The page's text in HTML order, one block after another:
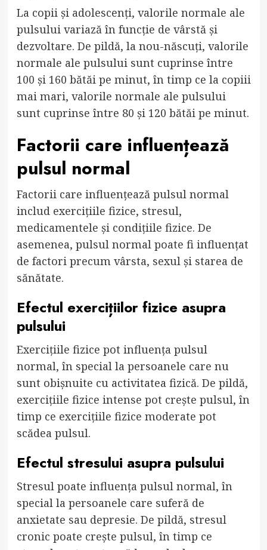
La copii și adolescenți, valorile normale ale
pulsului variază în funcție de vârstă și
dezvoltare. De pildă, la nou-născuți, valorile
normale ale pulsului sunt cuprinse între
100 și 160 bătăi pe minut, în timp ce la copiii
mai mari, valorile normale ale pulsului
sunt cuprinse între 80 și 120 bătăi pe minut.
Factorii care influențează
pulsul normal
Factorii care influențează pulsul normal
includ exercițiile fizice, stresul,
medicamentele și condițiile fizice. De
asemenea, pulsul normal poate fi influențat
de factori precum vârsta, sexul și starea de
sănătate.
Efectul exercițiilor fizice asupra
pulsului
Exercițiile fizice pot influența pulsul
normal, în special la persoanele care nu
sunt obișnuite cu activitatea fizică. De pildă,
exercițiile fizice intense pot crește pulsul, în
timp ce exercițiile fizice moderate pot
scădea pulsul.
Efectul stresului asupra pulsului
Stresul poate influența pulsul normal, în
special la persoanele care suferă de
anxietate sau depresie. De pildă, stresul
cronic poate crește pulsul, în timp ce